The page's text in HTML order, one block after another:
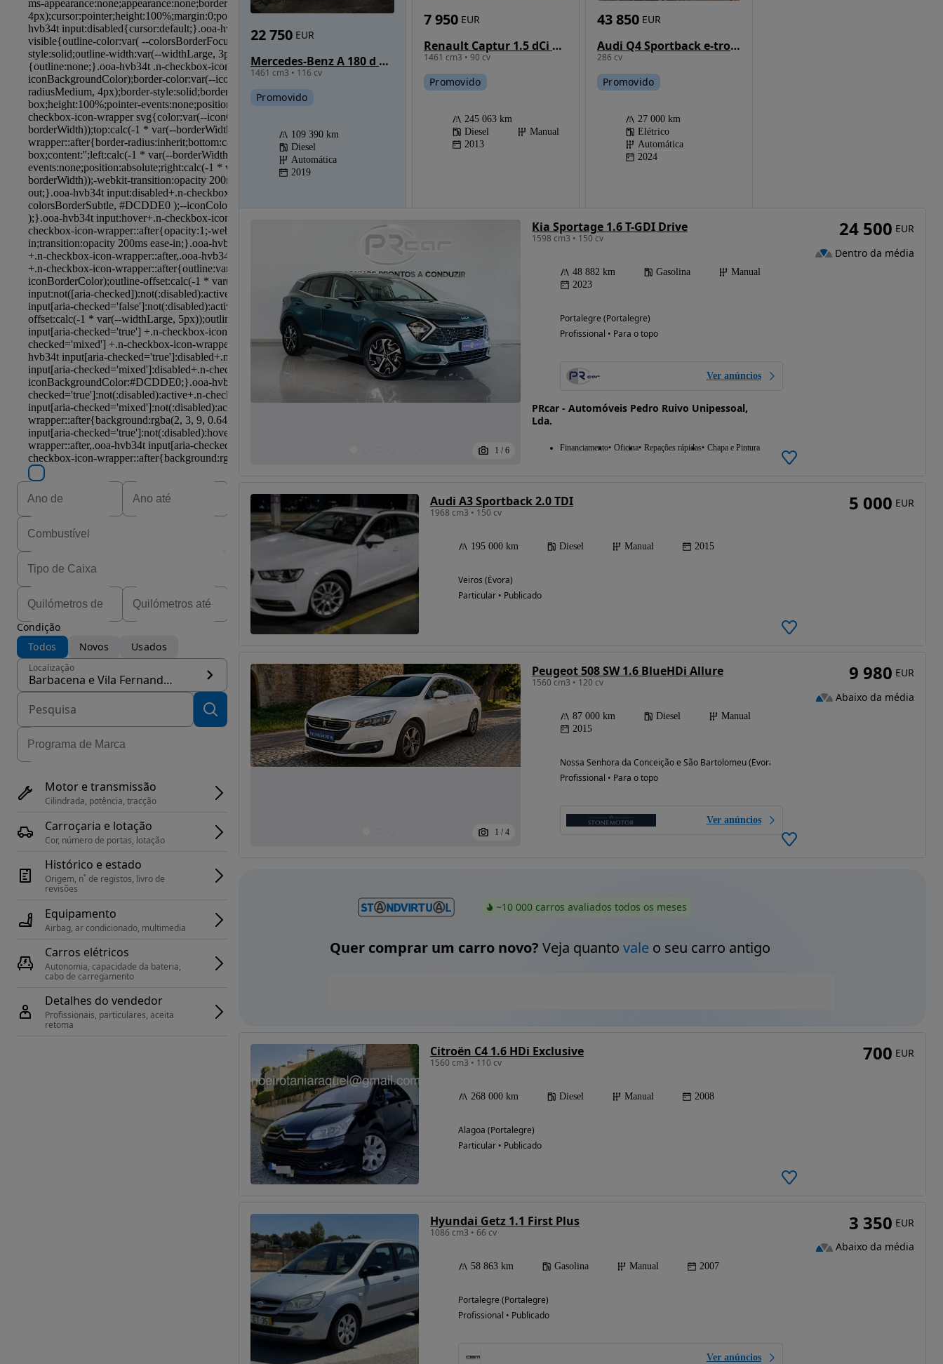
Possibilidade de
financiamento
Condição
Todos
Novos Usados
Localização
Barbacena e Vila Fernando, concelho Elvas
Motor e transmissão
Cilindrada, potência, tracção
Carroçaria e lotação
Cor, número de portas, lotação
Histórico e estado
Origem, n˚ de registos, livro de
revisões
Equipamento
Airbag, ar condicionado, multimedia
Carros elétricos
Autonomia, capacidade da bateria,
cabo de carregamento
Detalhes do vendedor
Profissionais, particulares, aceita
retoma
Mercedes-Benz A 180 d 7G-DCT Style
1461 cm3 • 116 cv
22 750 EUR
Promovido
109 390 km
Diesel
Automática
2019
Renault Captur 1.5 dCi Sport
1461 cm3 • 90 cv
7 950 EUR
Promovido
245 063 km
Diesel
Manual
2013
Audi Q4 Sportback e-tron 45 82 kWh SE Business Plus
286 cv
43 850 EUR
Promovido
27 000 km
Elétrico
Automática
2024
1 / 6
Kia Sportage 1.6 T-GDI Drive
1598 cm3 • 150 cv
48 882 km Gasolina
Manual
2023
Portalegre (Portalegre)
Profissional • Para o topo
Ver anúncios
PRcar - Automóveis Pedro Ruivo Unipessoal,
Lda.
Financiamento Oficina Repações rápidas Chapa e Pintura
24 500 EUR
Dentro da média
Audi A3 Sportback 2.0 TDI
1968 cm3 • 150 cv
195 000 km Diesel Manual 2015
Veiros (Évora)
Particular • Publicado
5 000 EUR
1 / 4
Peugeot 508 SW 1.6 BlueHDi Allure
1560 cm3 • 120 cv
87 000 km Diesel
Manual
2015
Nossa Senhora da Conceição e São Bartolomeu (Évora)
Profissional • Para o topo
Ver anúncios
9 980 EUR
Abaixo da média
~10 000 carros avaliados todos os meses
Quer comprar um carro novo? Veja quanto valeo seu carro antigo
Citroën C4 1.6 HDi Exclusive
1560 cm3 • 110 cv
268 000 km Diesel Manual 2008
Alagoa (Portalegre)
Particular • Publicado
700 EUR
Hyundai Getz 1.1 First Plus
1086 cm3 • 66 cv
58 863 km Gasolina Manual 2007
Portalegre (Portalegre)
Profissional • Publicado
Ver anúncios
3 350 EUR
Abaixo da média